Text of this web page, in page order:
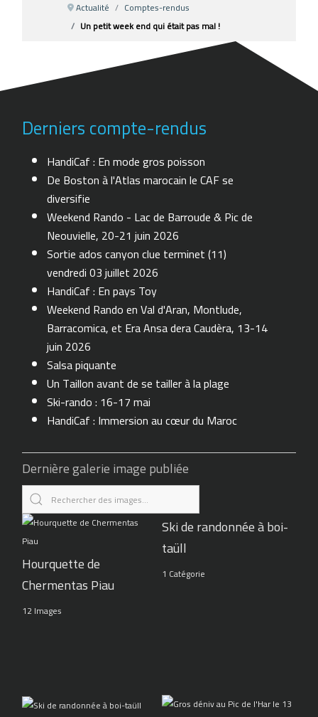
Actualité
Comptes-rendus
Un petit week end qui était pas mal !
Derniers compte-rendus
HandiCaf : En mode gros poisson
De Boston à l'Atlas marocain le CAF se
diversifie
Weekend Rando - Lac de Barroude & Pic de
Neouvielle, 20-21 juin 2026
Sortie ados canyon clue terminet (11)
vendredi 03 juillet 2026
HandiCaf : En pays Toy
Weekend Rando en Val d'Aran, Montlude,
Barracomica, et Era Ansa dera Caudèra, 13-14
juin 2026
Salsa piquante
Un Taillon avant de se tailler à la plage
Ski-rando : 16-17 mai
HandiCaf : Immersion au cœur du Maroc
Dernière galerie image publiée
Hourquette de
Chermentas Piau
12 Images
Ski de randonnée à boi-
taüll
1 Catégorie